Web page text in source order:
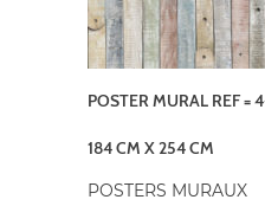
POSTER MURAL REF =
184 CM X 254 CM
POSTERS MURAUX